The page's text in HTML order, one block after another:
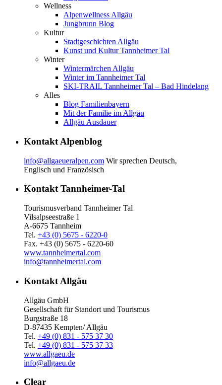
Wellness
Alpenwellness Allgäu
Jungbrunn Blog
Kultur
Stadtgeschichten Allgäu
Kunst und Kultur Tannheimer Tal
Winter
Wintermärchen Allgäu
Winter im Tannheimer Tal
SKI-TRAIL Tannheimer Tal – Bad Hindelang
Alles
Blog Familienbayern
Mit der Familie im Allgäu
Allgäu Ausdauer
Kontakt Alpenblog
info@allgaeueralpen.com Wir sprechen Deutsch,
Englisch und Französisch
Kontakt Tannheimer-Tal
Tourismusverband Tannheimer Tal
Vilsalpseestraße 1
A-6675 Tannheim
Tel. +43 (0) 5675 - 6220-0
Fax. +43 (0) 5675 - 6220-60
www.tannheimertal.com
info@tannheimertal.com
Kontakt Allgäu
Allgäu GmbH
Gesellschaft für Standort und Tourismus
Burgstraße 18
D-87435 Kempten/ Allgäu
Tel. +49 (0) 831 - 575 37 30
Tel. +49 (0) 831 - 575 37 33
www.allgaeu.de
info@allgaeu.de
Clear